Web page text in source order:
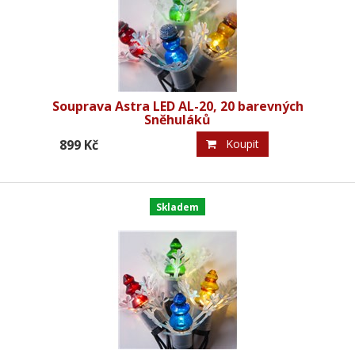
Souprava Astra LED AL-20, 20 barevných
Sněhuláků
899 Kč Koupit
Skladem